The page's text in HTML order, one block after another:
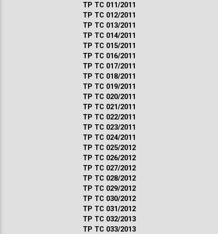
ТР ТС 011/2011
ТР ТС 012/2011
ТР ТС 013/2011
ТР ТС 014/2011
ТР ТС 015/2011
ТР ТС 016/2011
ТР ТС 017/2011
ТР ТС 018/2011
ТР ТС 019/2011
ТР ТС 020/2011
ТР ТС 021/2011
ТР ТС 022/2011
ТР ТС 023/2011
ТР ТС 024/2011
ТР ТС 025/2012
ТР ТС 026/2012
ТР ТС 027/2012
ТР ТС 028/2012
ТР ТС 029/2012
ТР ТС 030/2012
ТР ТС 031/2012
ТР ТС 032/2013
ТР ТС 033/2013